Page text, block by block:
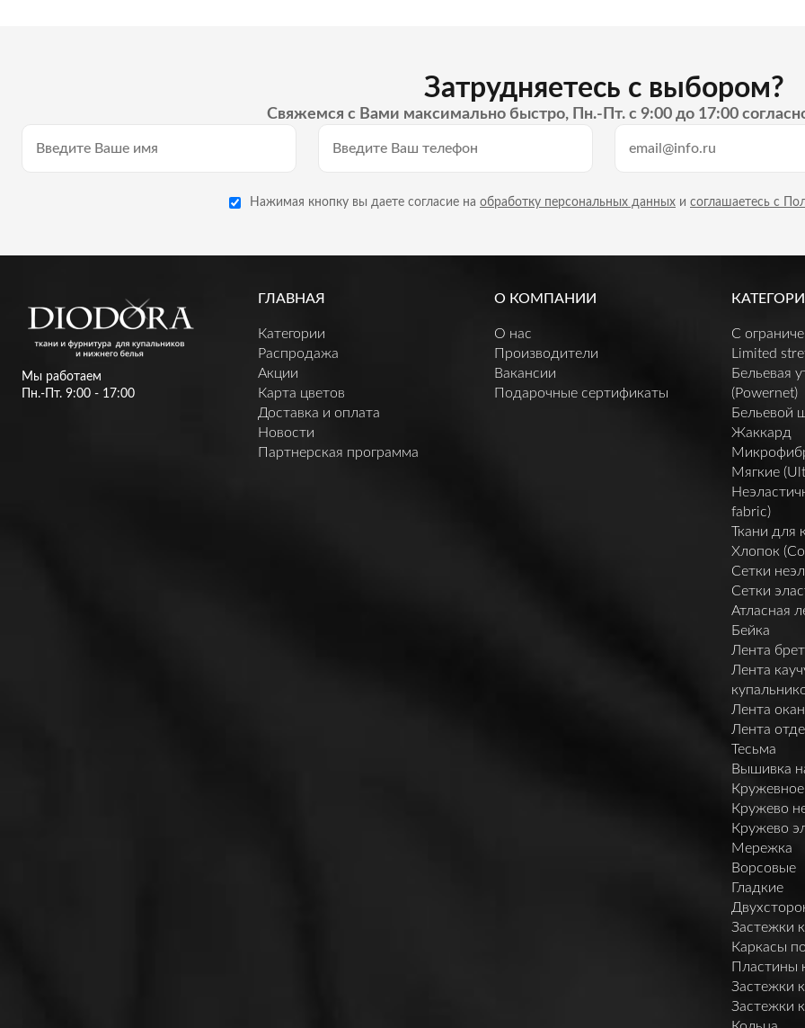
Затрудняетесь с выбором?
Свяжемся с Вами максимально быстро, Пн.-Пт. с 9:00 до 17:00
Нажимая кнопку вы даете согласие на обработку персональных данных и соглашаетесь с
Мы работаем
Пн.-Пт. 9:00 - 17:00
ГЛАВНАЯ
Категории
Распродажа
Акции
Карта цветов
Доставка и оплата
Новости
Партнерская программа
О КОМПАНИИ
О нас
Производители
Вакансии
Подарочные сертификаты
C
Limited
Бельевая
(Powernet)
Бельевой
Жаккард
Мягкие
fabric)
Ткани для
Хлопок
Сетки
Сетки
Атласная
Бейка
Лента
Лента
Лента
Лента
Тесьма
Вышивка
Кружево
Кружево
Мережка
Ворсовые
Гладкие
Застежки
Каркасы
Пластины
Застежки
Застежки